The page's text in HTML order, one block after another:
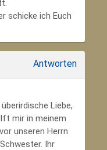
schicke ich Euch
Antworten
Liebe,
mir in meinem
unseren Herrn
Ihr